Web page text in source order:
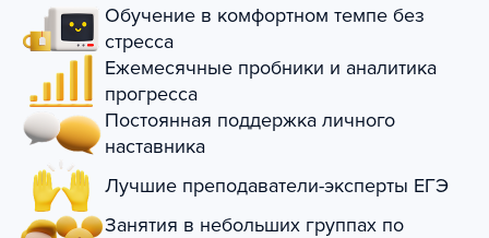
Обучение в комфортном темпе без
стресса
Ежемесячные пробники и аналитика
прогресса
Постоянная поддержка личного
наставника
Лучшие преподаватели-эксперты ЕГЭ
Занятия в небольших группах по